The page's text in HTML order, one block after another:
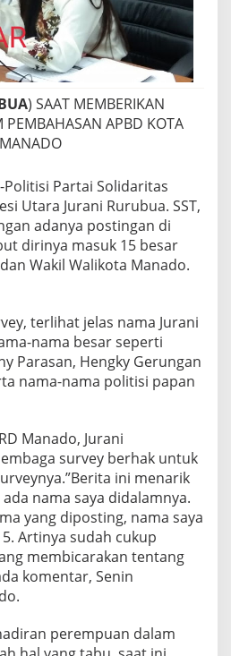
) SAAT MEMBERIKAN
PEMBAHASAN APBD KOTA
MANADO
Politisi Partai Solidaritas
Utara Jurani Rurubua. SST,
adanya postingan di
dirinya masuk 15 besar
Wakil Walikota Manado.
terlihat jelas nama Jurani
nama besar seperti
Parasan, Hengky Gerungan
nama-nama politisi papan
Manado, Jurani
survey berhak untuk
ini menarik
nama saya didalamnya.
yang diposting, nama saya
Artinya sudah cukup
membicarakan tentang
komentar, Senin
perempuan dalam